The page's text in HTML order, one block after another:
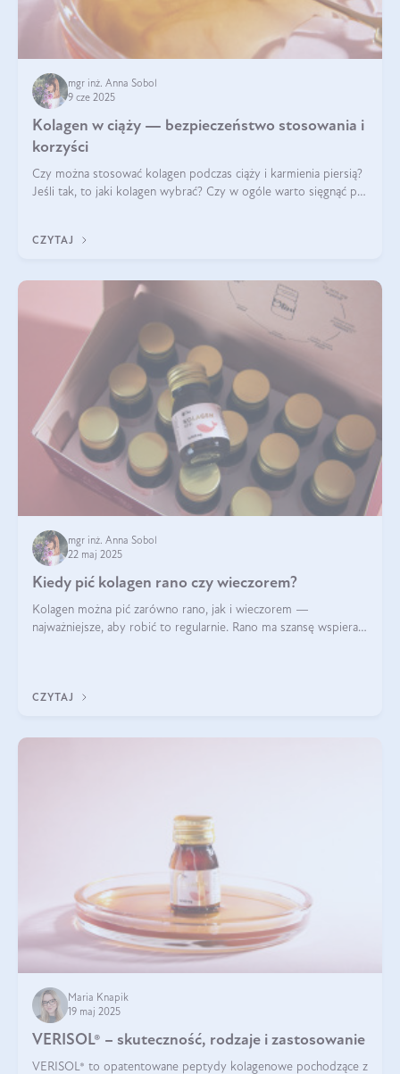
mgr inż. Anna Sobol
9 cze 2025
Kolagen w ciąży — bezpieczeństwo stosowania i
korzyści
Czy można stosować kolagen podczas ciąży i karmienia piersią?
Jeśli tak, to jaki kolagen wybrać? Czy w ogóle warto sięgnąć po
CZYTAJ
mgr inż. Anna Sobol
22 maj 2025
Kiedy pić kolagen rano czy wieczorem?
Kolagen można pić zarówno rano, jak i wieczorem —
najważniejsze, aby robić to regularnie. Rano ma szansę wspierać
CZYTAJ
Maria Knapik
19 maj 2025
VERISOL® – skuteczność, rodzaje i zastosowanie
VERISOL® to opatentowane peptydy kolagenowe pochodzące z